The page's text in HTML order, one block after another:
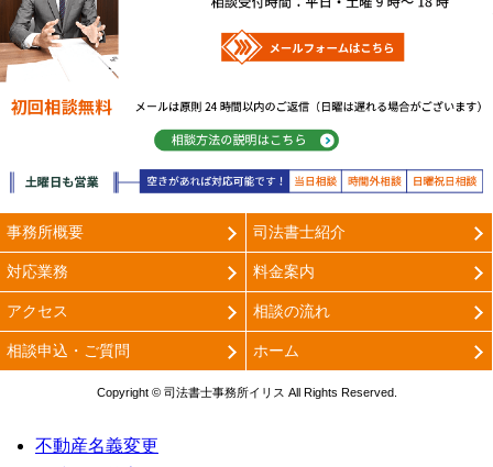
相談方法の説明は
事務所概要 司法書士紹介
対応業務 料金案内
アクセス 相談の流れ
相談申込・ご質問 ホーム
Copyright © 司法書士事務所イリス All Rights Reserved.
不動産名義変更